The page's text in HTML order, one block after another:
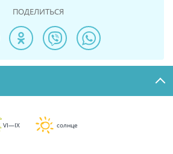
ПОДЕЛИТЬСЯ
VI—IX солнце